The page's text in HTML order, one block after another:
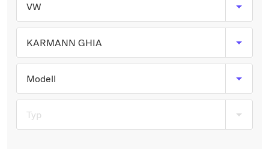
VW
KARMANN GHIA
Modell
Typ